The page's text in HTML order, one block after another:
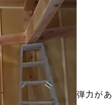
弾力があ